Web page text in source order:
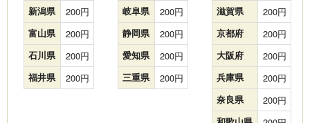
新潟県 200
富山県 200
石川県 200
福井県 200
岐阜県 200
静岡県 200
愛知県 200
三重県 200
滋賀県 200
京都府 200
大阪府 200
兵庫県 200
奈良県 200